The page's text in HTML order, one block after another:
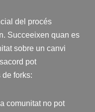
del procés
Succeeixen quan es
sobre un canvi
pot
forks:
comunitat no pot